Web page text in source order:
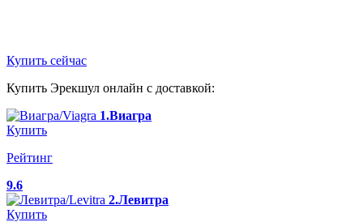
Купить сейчас
Купить Эрекшул онлайн с доставкой:
1.Виагра
Купить
Рейтинг
9.6
2.Левитра
Купить